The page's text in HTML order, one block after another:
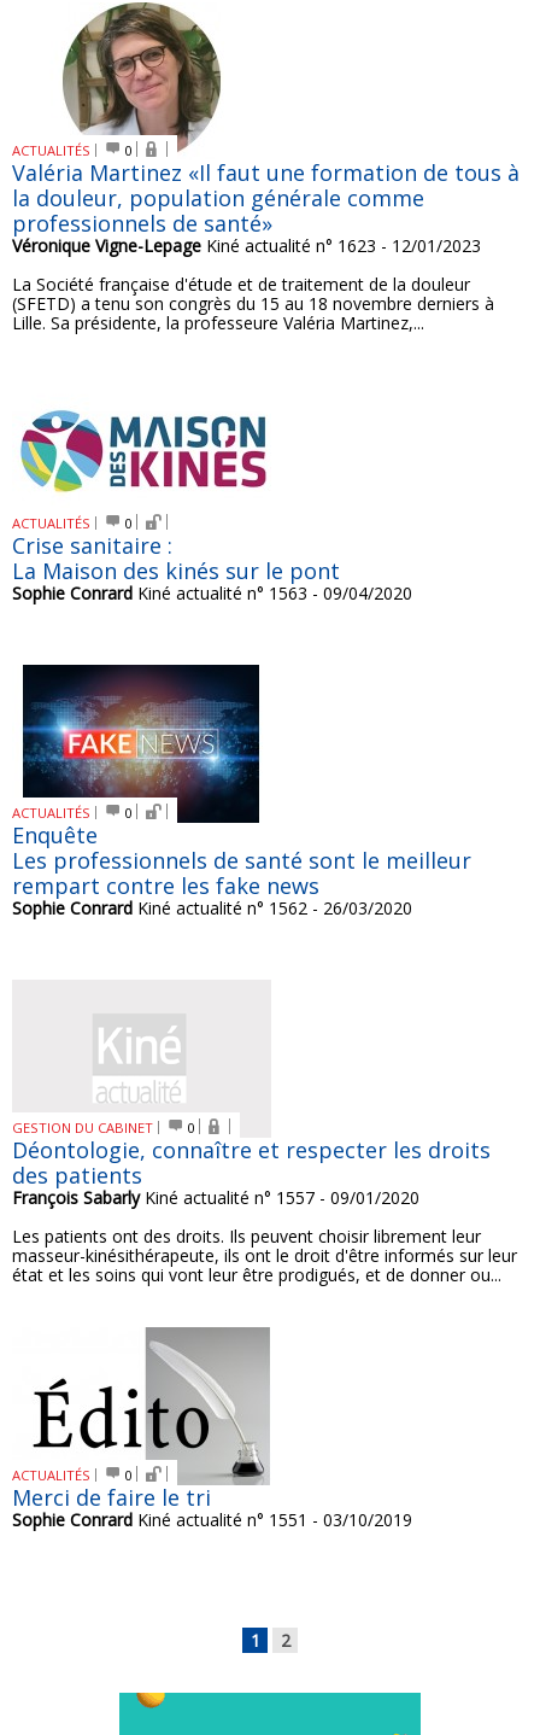
ACTUALITÉS 0
Valéria Martinez «Il faut une formation de tous à
la douleur, population générale comme
professionnels de santé»
Véronique Vigne-Lepage Kiné actualité n° 1623 - 12/01/2023
La Société française d'étude et de traitement de la douleur
(SFETD) a tenu son congrès du 15 au 18 novembre derniers à
Lille. Sa présidente, la professeure Valéria Martinez,...
ACTUALITÉS 0
Crise sanitaire :
La Maison des kinés sur le pont
Sophie Conrard Kiné actualité n° 1563 - 09/04/2020
ACTUALITÉS 0
Enquête
Les professionnels de santé sont le meilleur
rempart contre les fake news
Sophie Conrard Kiné actualité n° 1562 - 26/03/2020
GESTION DU CABINET 0
Déontologie, connaître et respecter les droits
des patients
François SabarlyKiné actualité n° 1557 - 09/01/2020
Les patients ont des droits. Ils peuvent choisir librement leur
masseur-kinésithérapeute, ils ont le droit d'être informés sur leur
état et les soins qui vont leur être prodigués, et de donner ou...
ACTUALITÉS 0
Merci de faire le tri
Sophie Conrard Kiné actualité n° 1551 - 03/10/2019
1 2